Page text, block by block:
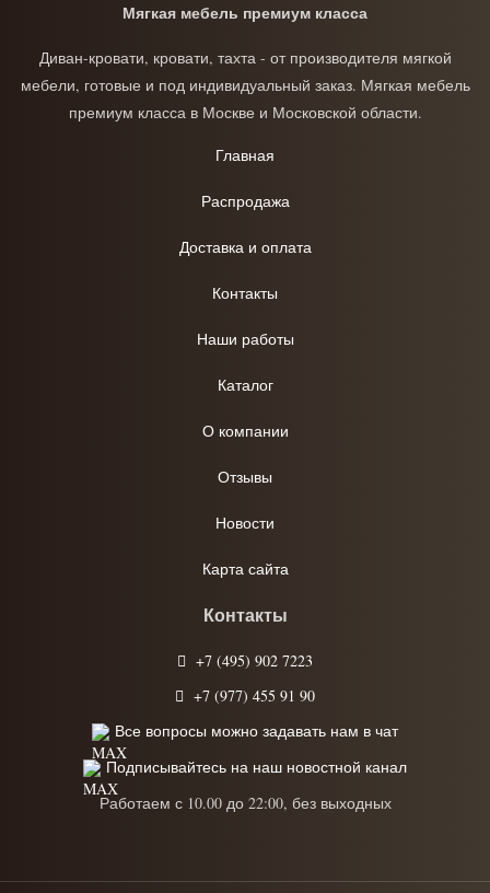
Мягкая мебель премиум класса
Диван-кровати, кровати, тахта - от производителя мягкой
мебели, готовые и под индивидуальный заказ. Мягкая мебель
премиум класса в Москве и Московской области.
Главная
Распродажа
Доставка и оплата
Контакты
Наши работы
Каталог
О компании
Отзывы
Новости
Карта сайта
Контакты
+7 (495) 902 7223
+7 (977) 455 91 90
Все вопросы можно задавать нам в чат
Подписывайтесь на наш новостной канал
Работаем с 10.00 до 22:00, без выходных